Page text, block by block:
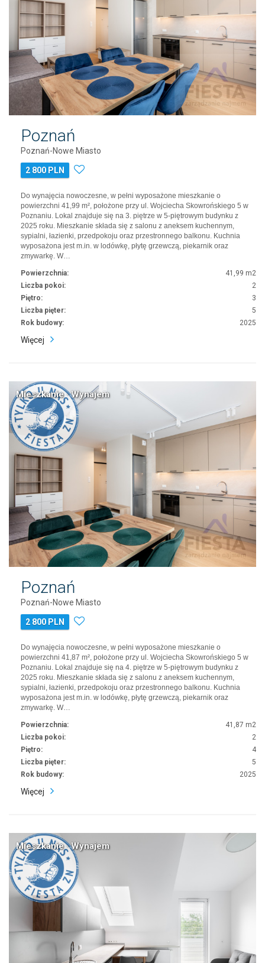
Poznań
Poznań-Nowe Miasto
2 800 PLN
Do wynajęcia nowoczesne, w pełni wyposażone mieszkanie o
powierzchni 41,99 m², położone przy ul. Wojciecha Skowrońskiego 5 w
Poznaniu. Lokal znajduje się na 3. piętrze w 5-piętrowym budynku z
2025 roku. Mieszkanie składa się z salonu z aneksem kuchennym,
sypialni, łazienki, przedpokoju oraz przestronnego balkonu. Kuchnia
wyposażona jest m.in. w lodówkę, płytę grzewczą, piekarnik oraz
zmywarkę. W…
Powierzchnia:
41,99 m2
Liczba pokoi:
2
Piętro:
3
Liczba pięter:
5
Rok budowy:
2025
Więcej
Mieszkanie · Wynajem
Poznań
Poznań-Nowe Miasto
2 800 PLN
Do wynajęcia nowoczesne, w pełni wyposażone mieszkanie o
powierzchni 41,87 m², położone przy ul. Wojciecha Skowrońskiego 5 w
Poznaniu. Lokal znajduje się na 4. piętrze w 5-piętrowym budynku z
2025 roku. Mieszkanie składa się z salonu z aneksem kuchennym,
sypialni, łazienki, przedpokoju oraz przestronnego balkonu. Kuchnia
wyposażona jest m.in. w lodówkę, płytę grzewczą, piekarnik oraz
zmywarkę. W…
Powierzchnia:
41,87 m2
Liczba pokoi:
2
Piętro:
4
Liczba pięter:
5
Rok budowy:
2025
Więcej
Mieszkanie · Wynajem